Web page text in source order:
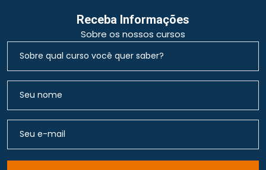
Receba Informações
Sobre os nossos cursos